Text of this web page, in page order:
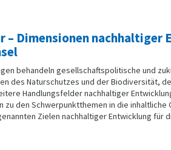
– Dimensionen nachhaltiger
behandeln gesellschaftspolitische und
des Naturschutzes und der Biodiversität,
Handlungsfelder nachhaltiger
zu den Schwerpunktthemen in die
Zielen nachhaltiger Entwicklung für